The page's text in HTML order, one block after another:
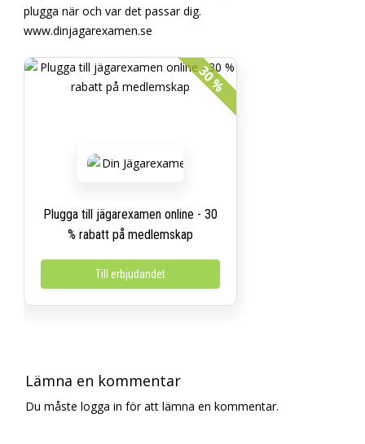
plugga när och var det passar dig.
www.dinjagarexamen.se
30 %
Plugga till jägarexamen online - 30
% rabatt på medlemskap
Till erbjudandet
Lämna en kommentar
Du måste logga in för att lämna en kommentar.